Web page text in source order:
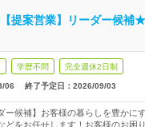
提案営業】リーダー候補
学歴不問 完全週休2日制
06 終了予定日： 2026/09/03
ー候補】お客様の暮らしを豊かに
どをお任せします！お客様のお困